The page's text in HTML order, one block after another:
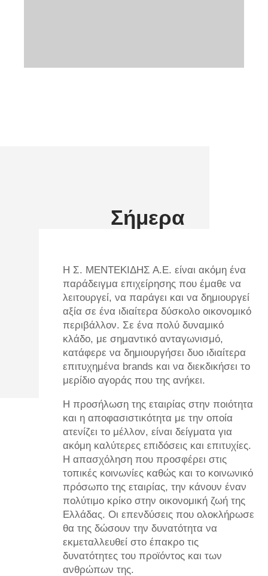
Σήμερα
Η Σ. ΜΕΝΤΕΚΙΔΗΣ Α.Ε. είναι ακόμη ένα
παράδειγμα επιχείρησης που έμαθε να
λειτουργεί, να παράγει και να δημιουργεί
αξία σε ένα ιδιαίτερα δύσκολο οικονομικό
περιβάλλον. Σε ένα πολύ δυναμικό
κλάδο, με σημαντικό ανταγωνισμό,
κατάφερε να δημιουργήσει δυο ιδιαίτερα
επιτυχημένα brands και να διεκδικήσει το
μερίδιο αγοράς που της ανήκει.
Η προσήλωση της εταιρίας στην ποιότητα
και η αποφασιστικότητα με την οποία
ατενίζει το μέλλον, είναι δείγματα για
ακόμη καλύτερες επιδόσεις και επιτυχίες.
Η απασχόληση που προσφέρει στις
τοπικές κοινωνίες καθώς και το κοινωνικό
πρόσωπο της εταιρίας, την κάνουν έναν
πολύτιμο κρίκο στην οικονομική ζωή της
Ελλάδας. Οι επενδύσεις που ολοκλήρωσε
θα της δώσουν την δυνατότητα να
εκμεταλλευθεί στο έπακρο τις
δυνατότητες του προϊόντος και των
ανθρώπων της.